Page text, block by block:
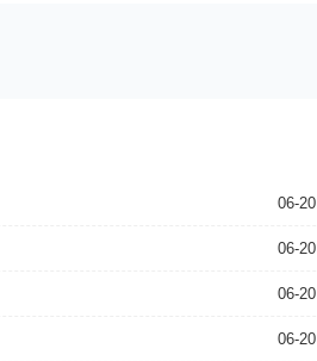
06-20
06-20
06-20
06-20